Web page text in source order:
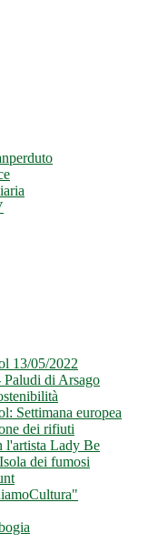
13/05/2022
di Arsago
Settimana europea
dei rifiuti
l'artista Lady Be
dei fumosi